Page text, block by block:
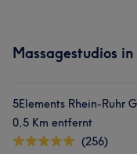
Massagestudios
5Elements Rhein-Ruhr
0,5 Km entfernt
(256)